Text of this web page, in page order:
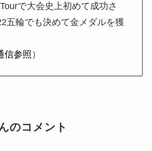
で大会史上初めて成功さ
五輪でも決めて金メダルを獲
信参照 ）
のコメント